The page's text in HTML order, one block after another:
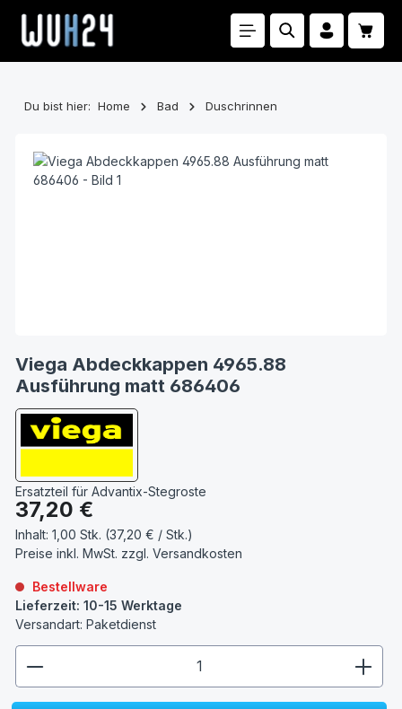
Zum Hauptinhalt springen
Du bist hier: Home Bad Duschrinnen
Viega Abdeckkappen 4965.88
Ausführung matt 686406
Ersatzteil für Advantix-Stegroste
Regulärer Preis:
37,20 €
Inhalt: 1,00 Stk. (37,20 € / Stk.)
Preise inkl. MwSt. zzgl. Versandkosten
Bestellware
Lieferzeit: 10-15 Werktage
Versandart: Paketdienst